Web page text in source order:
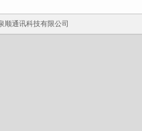
顺通讯科技有限公司